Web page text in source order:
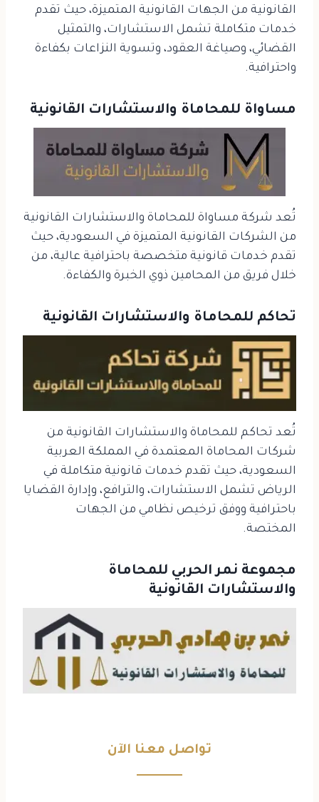
القانونية من الجهات القانونية المتميزة، حيث تقدم
خدمات متكاملة تشمل الاستشارات، والتمثيل
القضائي، وصياغة العقود، وتسوية النزاعات بكفاءة
واحترافية.
مساواة للمحاماة والاستشارات القانونية
تُعد شركة مساواة للمحاماة والاستشارات القانونية
من الشركات القانونية المتميزة في السعودية، حيث
تقدم خدمات قانونية متخصصة باحترافية عالية، من
خلال فريق من المحامين ذوي الخبرة والكفاءة.
تحاكم للمحاماة والاستشارات القانونية
تُعد تحاكم للمحاماة والاستشارات القانونية من
شركات المحاماة المعتمدة في المملكة العربية
السعودية، حيث تقدم خدمات قانونية متكاملة في
الرياض تشمل الاستشارات، والترافع، وإدارة القضايا
باحترافية ووفق ترخيص نظامي من الجهات
المختصة.
مجموعة نمر الحربي للمحاماة
والاستشارات القانونية
تواصل معنا الآن